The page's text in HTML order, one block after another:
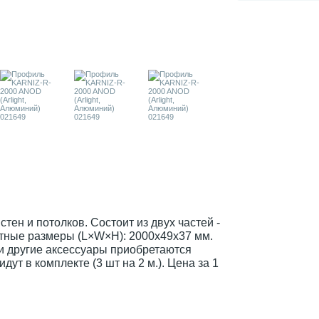
и потолков. Состоит из двух частей -
размеры (L×W×H): 2000x49x37 мм.
аксессуары приобретаются
в комплекте (3 шт на 2 м.). Цена за 1